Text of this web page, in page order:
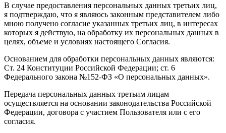
В случае предоставления персональных данных третьих лиц,
я подтверждаю, что я являюсь законным представителем либо
мною получено согласие указанных третьих лиц, в интересах
которых я действую, на обработку их персональных данных в
целях, объеме и условиях настоящего Согласия.
Основанием для обработки персональных данных являются:
Ст. 24 Конституции Российской Федерации; ст. 6
Федерального закона №152-ФЗ «О персональных данных».
Передача персональных данных третьим лицам
осуществляется на основании законодательства Российской
Федерации, договора с участием Пользователя или с его
согласия.